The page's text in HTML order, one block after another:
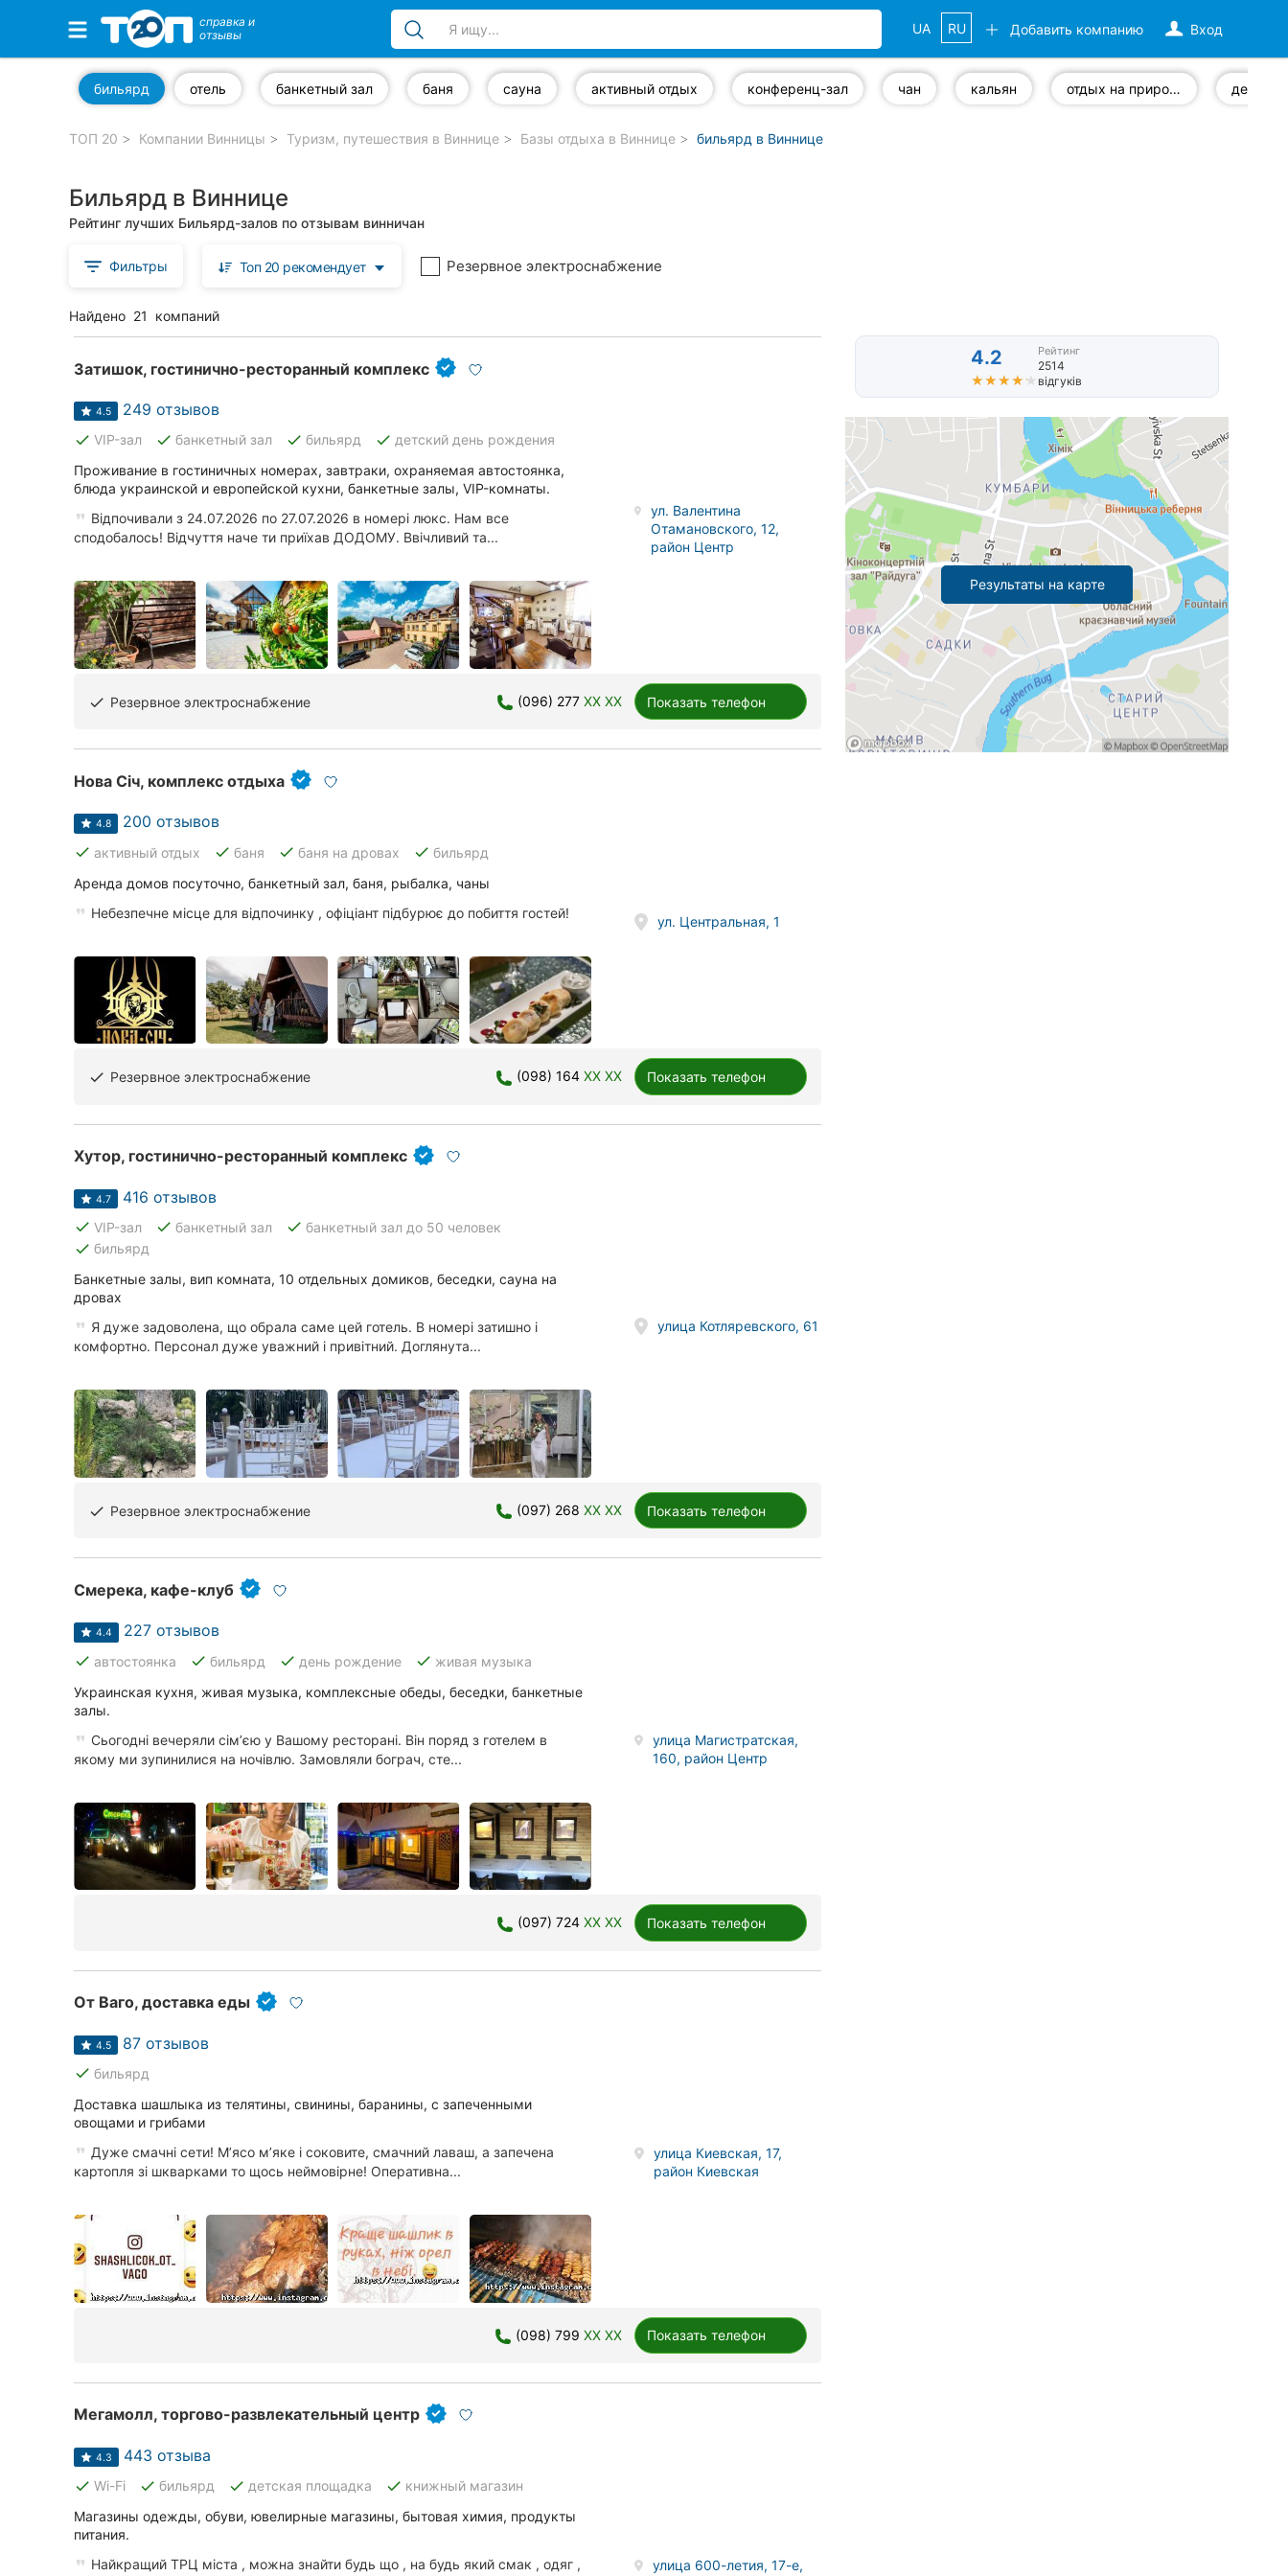
Избранные компании
Стоматологии
Частные клиники
Автошколы
Рестораны
Все рубрики
Все города:
Винница
Тернополь
Хмельницкий
Кропивницкий
Харьков
Кривой Рог
Полтава
Чернигов
Черкассы
Черновцы
Ивано-Франковск
Ужгород
Карпаты
справка и
отзывы
Вход
Добавить компанию
UA RU
отель банкетный зал баня сауна активный отдых конференц-зал чан кальян отдых на природе
бильярд
ТОП 20 Компании Винницы Туризм, путешествия в Виннице Базы отдыха в Виннице бильярд в Виннице
Бильярд в Виннице
Рейтинг лучших Бильярд-залов по отзывам винничан
Фильтры Топ 20 рекомендует Резервное электроснабжение
Найдено 21 компаний
Затишок, гостинично-ресторанный комплекс
4.5 249 отзывов
done VIP-зал done банкетный зал done бильярд done детский день рождения
Проживание в гостиничных номерах, завтраки, охраняемая автостоянка,
блюда украинской и европейской кухни, банкетные залы, VIP-комнаты.
Відпочивали з 24.07.2026 по 27.07.2026 в номері люкс. Нам все
сподобалось! Відчуття наче ти приїхав ДОДОМУ. Ввічливий та...
ул. Валентина
Отамановского, 12,
район Центр
done Резервное электроснабжение (096) 277 XX XX Показать телефон
Нова Січ, комплекс отдыха
4.8 200 отзывов
done активный отдых done баня done баня на дровах done бильярд
Аренда домов посуточно, банкетный зал, баня, рыбалка, чаны
Небезпечне місце для відпочинку , офіціант підбурює до побиття гостей!
ул. Центральная, 1
done Резервное электроснабжение (098) 164 XX XX Показать телефон
Хутор, гостинично-ресторанный комплекс
4.7 416 отзывов
done VIP-зал done банкетный зал done банкетный зал до 50 человек
done бильярд
Банкетные залы, вип комната, 10 отдельных домиков, беседки, сауна на
дровах
Я дуже задоволена, що обрала саме цей готель. В номері затишно і
комфортно. Персонал дуже уважний і привітний. Доглянута...
улица Котляревского, 61
done Резервное электроснабжение (097) 268 XX XX Показать телефон
Смерека, кафе-клуб
4.4 227 отзывов
done автостоянка done бильярд done день рождение done живая музыка
Украинская кухня, живая музыка, комплексные обеды, беседки, банкетные
залы.
Сьогодні вечеряли сімʼєю у Вашому ресторані. Він поряд з готелем в
якому ми зупинилися на ночівлю. Замовляли бограч, сте...
улица Магистратская,
160, район Центр
(097) 724 XX XX Показать телефон
От Ваго, доставка еды
4.5 87 отзывов
done бильярд
Доставка шашлыка из телятины, свинины, баранины, с запеченными
овощами и грибами
Дуже смачні сети! Мʼясо мʼяке і соковите, смачний лаваш, а запечена
картопля зі шкварками то щось неймовірне! Оперативна...
улица Киевская, 17,
район Киевская
(098) 799 XX XX Показать телефон
Мегамолл, торгово-развлекательный центр
4.3 443 отзыва
done Wi-Fi done бильярд done детская площадка done книжный магазин
Магазины одежды, обуви, ювелирные магазины, бытовая химия, продукты
питания.
Найкращий ТРЦ міста , можна знайти будь що , на будь який смак , одяг ,
улица 600-летия, 17-е,
4.2
★★★★★
★★★★★
Рейтинг
2514
відгуків
Результаты на карте